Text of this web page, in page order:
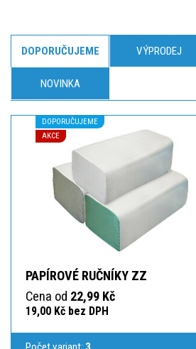
DOPORUČUJEME VÝPRODEJ
NOVINKA
DOPORUČUJEME
AKCE
PAPÍROVÉ RUČNÍKY ZZ
Cena od 22,99 Kč
19,00 Kč bez DPH